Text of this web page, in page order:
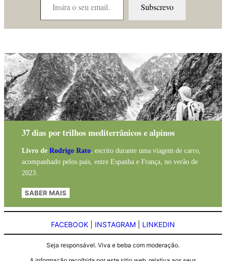
Subscrevo
37 dias por trilhos mediterrânicos e alpinos
Livro de Rodrigo Rato, escrito durante uma viagem de carro,
acompanhado pelos pais, entre Espanha e França, no verão de
2023.
SABER MAIS
FACEBOOK INSTAGRAM LINKEDIN
Seja responsável. Viva e beba com moderação.